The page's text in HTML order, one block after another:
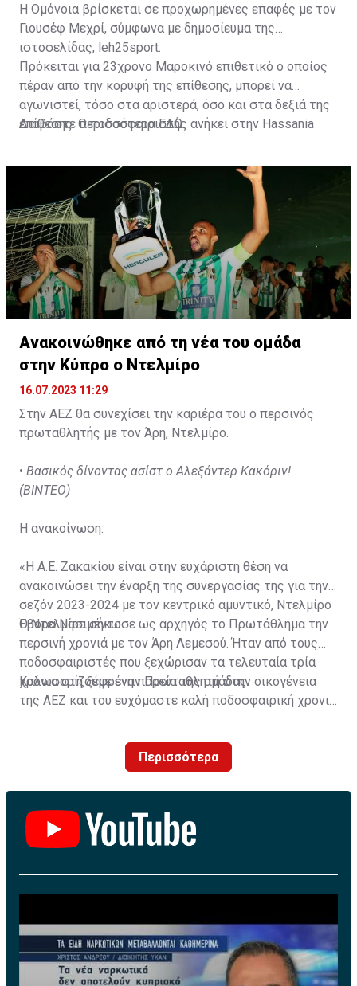
Η Ομόνοια βρίσκεται σε προχωρημένες επαφές με τον
Γιουσέφ Μεχρί, σύμφωνα με δημοσίευμα της
ιστοσελίδας, leh25sport.
Πρόκειται για 23χρονο Μαροκινό επιθετικό ο οποίος
πέραν από την κορυφή της επίθεσης, μπορεί να
αγωνιστεί, τόσο στα αριστερά, όσο και στα δεξιά της
επίθεσης. Ο ποδοσφαιριστής ανήκει στην Hassania
2026.
Διαβάστε περισσότεραΕΔΩ.
Ανακοινώθηκε από τη νέα του ομάδα
στην Κύπρο ο Ντελμίρο
16.07.2023 11:29
Στην ΑΕΖ θα συνεχίσει την καριέρα του ο περσινός
πρωταθλητής με τον Άρη, Ντελμίρο.
• Βασικός δίνοντας ασίστ ο Αλεξάντερ Κακόριν!
(ΒΙΝΤΕΟ)
Η ανακοίνωση:
«Η Α.Ε. Ζακακίου είναι στην ευχάριστη θέση να
ανακοινώσει την έναρξη της συνεργασίας της για την
σεζόν 2023-2024 με τον κεντρικό αμυντικό, Ντελμίρο
Έβορα Νασιμέντο.
Ο Ντελμίρο σήκωσε ως αρχηγός το Πρωτάθλημα την
περσινή χρονιά με τον Άρη Λεμεσού. Ήταν από τους
ποδοσφαιριστές που ξεχώρισαν τα τελευταία τρία
χρόνια στη ξέφρενη πορεία της ομάδας.
Καλωσορίζουμε έναν Πρωταθλητή στην οικογένεια
της ΑΕΖ και του ευχόμαστε καλή ποδοσφαιρική χρονιά
Περισσότερα